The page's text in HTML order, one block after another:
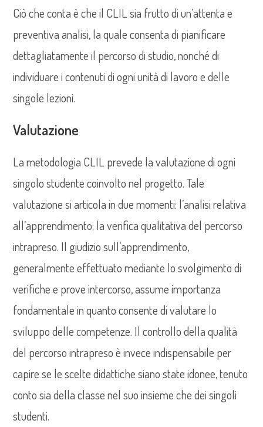
Ciò che conta è che il CLIL sia frutto di un’attenta e
preventiva analisi, la quale consenta di pianificare
dettagliatamente il percorso di studio, nonché di
individuare i contenuti di ogni unità di lavoro e delle
singole lezioni.
Valutazione
La metodologia CLIL prevede la valutazione di ogni
singolo studente coinvolto nel progetto. Tale
valutazione si articola in due momenti: l’analisi relativa
all’apprendimento; la verifica qualitativa del percorso
intrapreso. Il giudizio sull’apprendimento,
generalmente effettuato mediante lo svolgimento di
verifiche e prove intercorso, assume importanza
fondamentale in quanto consente di valutare lo
sviluppo delle competenze. Il controllo della qualità
del percorso intrapreso è invece indispensabile per
capire se le scelte didattiche siano state idonee, tenuto
conto sia della classe nel suo insieme che dei singoli
studenti.